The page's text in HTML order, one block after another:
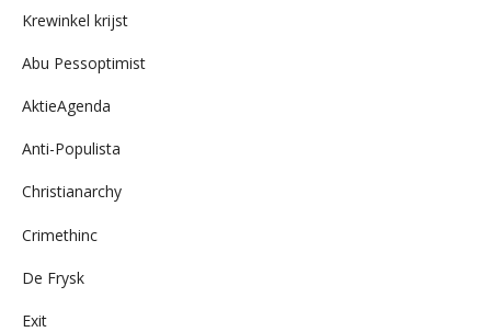
Krewinkel krijst
Abu Pessoptimist
AktieAgenda
Anti-Populista
Christianarchy
Crimethinc
De Frysk
Exit